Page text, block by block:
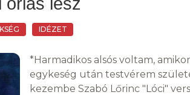
IDÉZET
*Harmadikos alsós voltam,
egykeség után testvérem
kezembe Szabó Lőrinc "Lóci"